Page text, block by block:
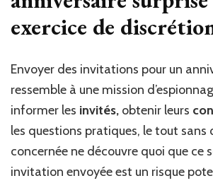
exercice de
Envoyer des invitations pour un
ressemble à une mission
informer les invités, obtenir leurs
les questions pratiques, le tout sans
concernée ne découvre quoi que ce
invitation envoyée est un risque